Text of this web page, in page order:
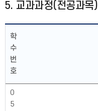
5. 교과과정(전공과목)
학
수
번
호
0
5